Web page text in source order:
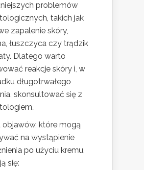
problemów
takich jak
zapalenie skóry,
łuszczyca czy trądzik
Dlatego warto
reakcje skóry i, w
długotrwałego
skonsultować się z
objawów, które mogą
na wystąpienie
po użyciu kremu,
się: